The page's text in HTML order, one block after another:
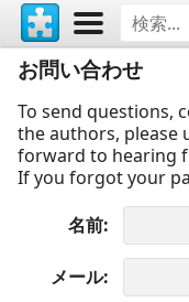
お問い合わせ
To send questions,
the authors, please
forward to hearing
If you forgot your
名前
メール